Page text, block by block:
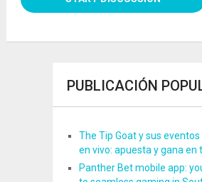
PUBLICACIÓN
The Tip Goat y sus
en vivo: apuesta y gana en
Panther Bet mobile app: